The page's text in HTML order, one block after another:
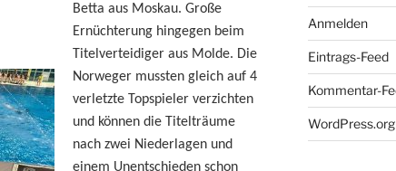
Betta aus Moskau. Große
Ernüchterung hingegen beim
Titelverteidiger aus Molde. Die
Norweger mussten gleich auf 4
verletzte Topspieler verzichten
und können die Titelträume
nach zwei Niederlagen und
einem Unentschieden schon
Euro
Schweden
Anmelden
Eintrags-Feed
Kommentar-
WordPress.org